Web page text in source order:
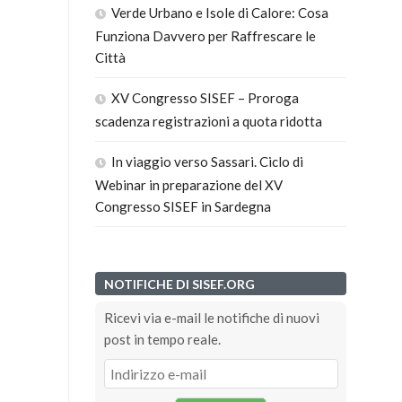
Verde Urbano e Isole di Calore: Cosa
Funziona Davvero per Raffrescare le
Città
XV Congresso SISEF – Proroga
scadenza registrazioni a quota ridotta
In viaggio verso Sassari. Ciclo di
Webinar in preparazione del XV
Congresso SISEF in Sardegna
NOTIFICHE DI SISEF.ORG
Ricevi via e-mail le notifiche di nuovi
post in tempo reale.